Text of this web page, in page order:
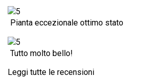
Pianta eccezionale ottimo stato
Tutto molto bello!
Leggi tutte le recensioni